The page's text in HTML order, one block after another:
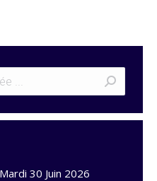
30 Juin 2026